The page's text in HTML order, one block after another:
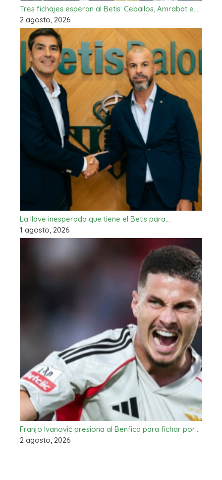
Tres fichajes esperan al Betis: Ceballos, Amrabat e…
2 agosto, 2026
La llave inesperada que tiene el Betis para…
1 agosto, 2026
Franjo Ivanović presiona al Benfica para fichar por…
2 agosto, 2026